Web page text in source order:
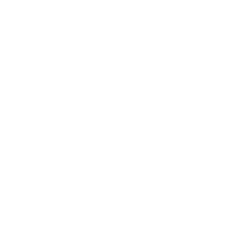
évident.
à sa personnalité, soyez vigilante. Selon
vous ne le changerez pas. Quand on aime
défauts.
d’être aux abonnées absentes.